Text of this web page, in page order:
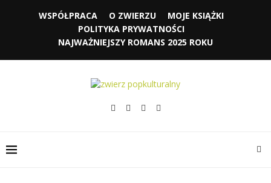
WSPÓŁPRACA O ZWIERZU
MOJE KSIĄŻKI
POLITYKA PRYWATNOŚCI
NAJWAŻNIEJSZY ROMANS 2025 ROKU